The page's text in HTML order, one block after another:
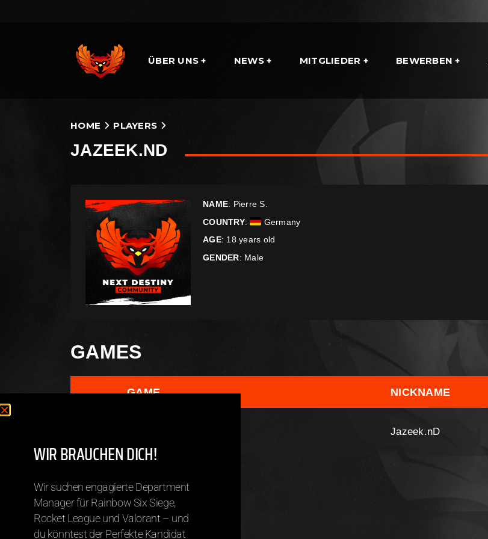
ÜBER UNS NEWS MITGLIEDER BEWERBEN
HOME PLAYERS
JAZEEK.ND
NAME: Pierre S.
COUNTRY:
Germany
AGE: 18 years old
GENDER: Male
GAMES
GAME NICKNAME
Jazeek.nD
TEAMS
Jazeek.nD
WIR BRAUCHEN DICH!
Wir suchen engagierte Department
Manager für Rainbow Six Siege,
Rocket League und Valorant – und
du könntest der Perfekte Kandidat